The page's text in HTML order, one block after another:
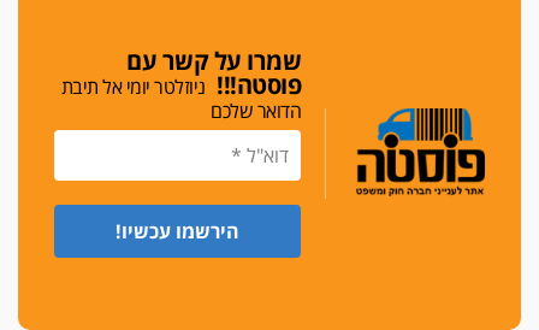
שמרו על קשר עם
פוסטה!!! ניוזלטר יומי אל תיבת
הדואר שלכם